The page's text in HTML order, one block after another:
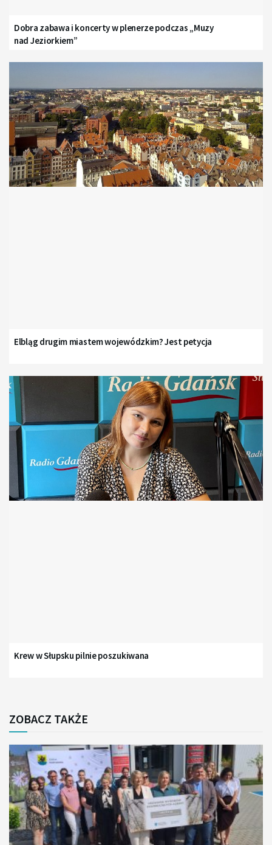
Dobra zabawa i koncerty w plenerze podczas „Muzy
nad Jeziorkiem”
Elbląg drugim miastem wojewódzkim? Jest petycja
Krew w Słupsku pilnie poszukiwana
ZOBACZ TAKŻE